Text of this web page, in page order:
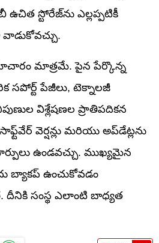
స్టోరేజ్‌ను ఎల్లప్పటికీ
మాత్రమే. పైన పేర్కొన్న
సపోర్ట్ పేజీలు, టెక్నాలజీ
విశ్లేషణల ప్రాతిపదికన
వెర్షన్లు మరియు అప్‌డేట్లను
ఉండవచ్చు. ముఖ్యమైన
బ్యాకప్ ఉంచుకోవడం
సంస్థ ఎలాంటి బాధ్యత